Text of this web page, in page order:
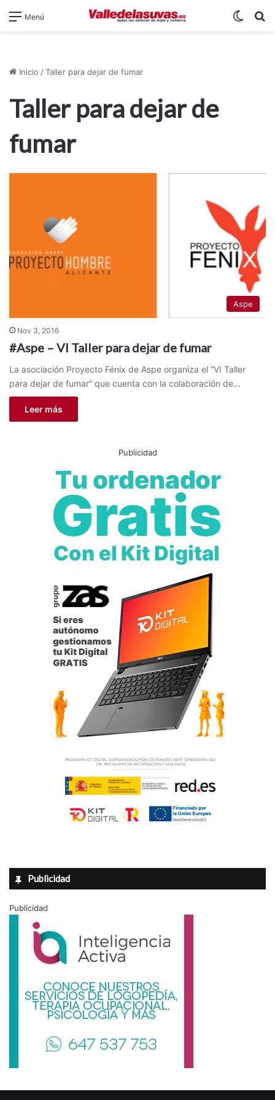
Menú
Inicio /Taller para dejar de fumar
Taller para dejar de
fumar
Aspe
Nov 3, 2016
#Aspe – VI Taller para dejar de fumar
La asociación Proyecto Fénix de Aspe organiza el “VI Taller
para dejar de fumar” que cuenta con la colaboración de…
Leer más
Publicidad
Publicidad
Publicidad